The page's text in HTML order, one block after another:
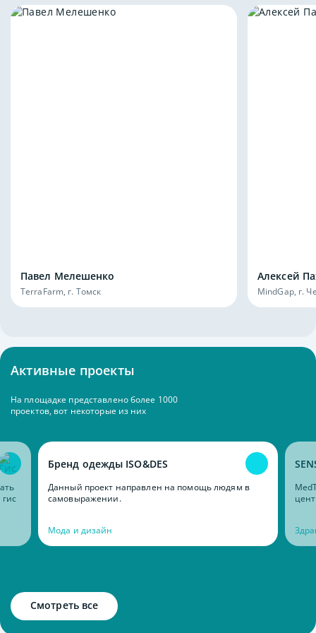
Павел Мелешенко
TerraFarm, г. Томск
Алексей
MindGap, г.
Активные проекты
На площадке представлено более 1000
проектов, вот некоторые из них
Бренд одежды ISO&DES
Данный проект направлен на помощь людям в
самовыражении.
Мода и дизайн
Смотреть все